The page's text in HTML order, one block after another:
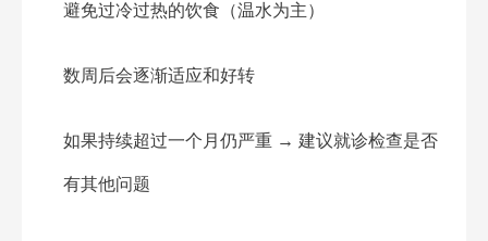
避免过冷过热的饮食（温水为主）
数周后会逐渐适应和好转
如果持续超过一个月仍严重 → 建议就诊检查是否
有其他问题